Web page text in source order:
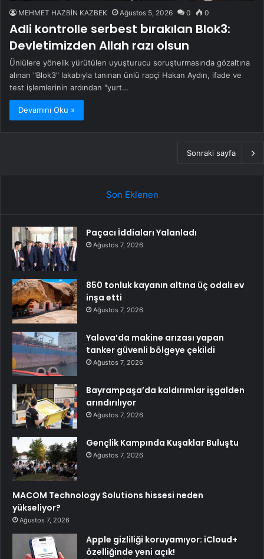
MEHMET HAZBİN KAZBEK Ağustos 5, 2026 0 0
Adli kontrolle serbest bırakılan Blok3:
Devletimizden Allah razı olsun
Ünlülere yönelik yürütülen uyuşturucu soruşturmasında gözaltına
alınan "Blok3" lakabıyla tanınan ünlü rapçi Hakan Aydın, ifade ve
test işlemlerinin ardından "yurt…
Devamını Oku »
Sonraki sayfa
Son Eklenen
Paçacı İddiaları Yalanladı
Ağustos 7, 2026
850 tonluk kayanın altına üç odalı ev
inşa etti
Ağustos 7, 2026
Yalova’da makine arızası yapan
tanker güvenli bölgeye çekildi
Ağustos 7, 2026
Bayrampaşa’da kaldırımlar işgalden
arındırılıyor
Ağustos 7, 2026
Gençlik Kampında Kuşaklar Buluştu
Ağustos 7, 2026
MACOM Technology Solutions hissesi neden
yükseliyor?
Ağustos 7, 2026
Apple gizliliği koruyamıyor: iCloud+
özelliğinde yeni açık!